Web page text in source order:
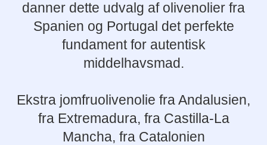
danner dette udvalg af olivenolier fra
Spanien og Portugal det perfekte
fundament for autentisk
middelhavsmad.
Ekstra jomfruolivenolie fra Andalusien,
fra Extremadura, fra Castilla-La
Mancha, fra Catalonien